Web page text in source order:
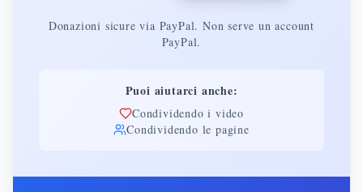
Donazioni sicure via PayPal. Non serve un account
PayPal.
Puoi aiutarci anche:
Condividendo i video
Condividendo le pagine